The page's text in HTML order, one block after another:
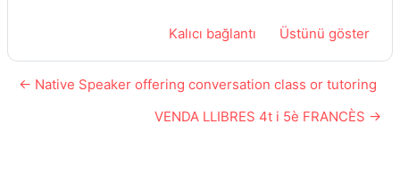
Kalıcı bağlantı Üstünü göster
← Native Speaker offering conversation class or tutoring
VENDA LLIBRES 4t i 5è FRANCÈS →